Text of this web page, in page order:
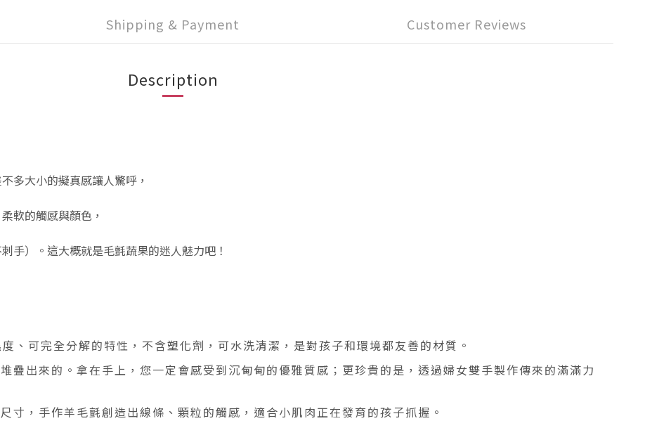
Shipping & Payment Customer Reviews
Description
多大小的擬真感讓人驚呼，
軟的觸感與顏色，
手）。這大概就是毛氈蔬果的迷人魅力吧！
、可完全分解的特性，不含塑化劑，可水洗清潔，是對孩子和環境都友善的材質。
疊出來的。拿在手上，您一定會感受到沉甸甸的優雅質感；更珍貴的是，透過婦女雙手製作傳來的滿滿力
寸，手作羊毛氈創造出線條、顆粒的觸感，適合小肌肉正在發育的孩子抓握。